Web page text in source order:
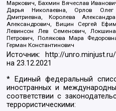
Маркович, Бахмин Вячеслав
Дарья Николаевна, Орлов Олег
Дмитриевна, Королева
Александрович, Вицин Сергей
Левинсон Лев Семенович,
Петрович, Полякова Мара
Герман Константинович
Источник: http://
на23.12.2021
* Единый федеральный
иностранных и
соответствии с
террористическими: